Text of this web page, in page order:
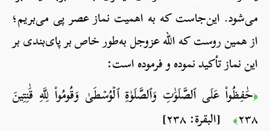
می‌شود. این‌جاست که به اهمیت نماز عصر پی می‌بریم؛
از همین روست که الله عزوجل به‌طور خاص بر پای‌بندی بر
این نماز تأکید نموده و فرموده است:
﴿حَٰفِظُواْ عَلَى ٱلصَّلَوَٰتِ وَٱلصَّلَوٰةِ ٱلۡوُسۡطَىٰ وَقُومُواْ لِلَّهِ قَٰنِتِينَ
٢٣٨﴾
[البقرة: ٢٣٨]